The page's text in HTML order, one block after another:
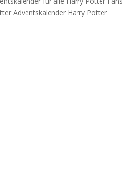
Adventskalender Harry Potter